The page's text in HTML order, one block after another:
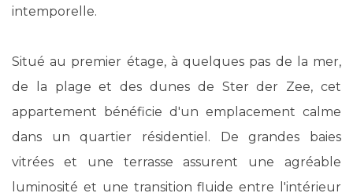
intemporelle.
Situé au premier étage, à quelques pas de la mer,
de la plage et des dunes de Ster der Zee, cet
appartement bénéficie d'un emplacement calme
dans un quartier résidentiel. De grandes baies
vitrées et une terrasse assurent une agréable
luminosité et une transition fluide entre l'intérieur